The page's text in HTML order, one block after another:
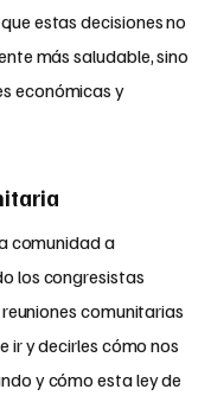
estas decisiones no
más saludable, sino
económicas y
comunidad a
los congresistas
comunitarias
ir y decirles cómo nos
y cómo esta ley de